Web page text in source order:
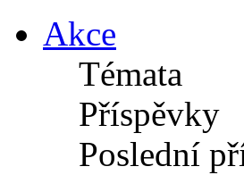
Akce
Témata
Příspěvky
Poslední